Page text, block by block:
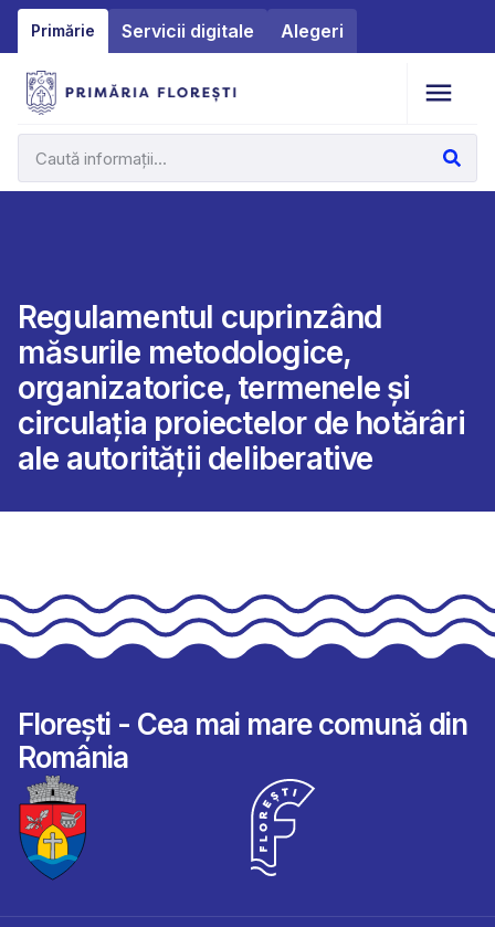
Primărie Servicii digitale Alegeri
Regulamentul cuprinzând
măsurile metodologice,
organizatorice, termenele și
circulația proiectelor de hotărâri
ale autorității deliberative
Florești - Cea mai mare comună din
România